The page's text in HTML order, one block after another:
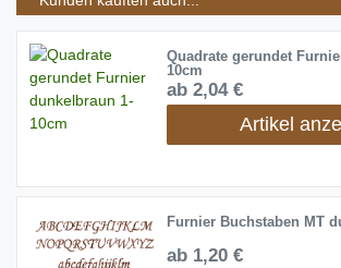
Quadrate gerundet
10cm
ab 2,04 €
Artikel
Furnier Buchstaben MT
ab 1,20 €